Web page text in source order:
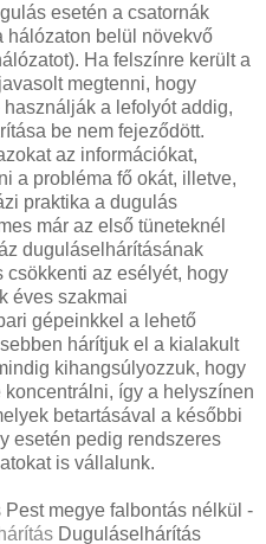
esetén a csatornák
hálózaton belül növekvő
Ha felszínre került a
megtenni, hogy
a lefolyót addig,
be nem fejeződött.
az információkat,
a probléma fő okát, illetve,
praktika a dugulás
már az első tüneteknél
duguláselhárításának
az esélyét, hogy
éves szakmai
gépeinkkel a lehető
hárítjuk el a kialakult
kihangsúlyozzuk, hogy
így a helyszínen
betartásával a későbbi
esetén pedig rendszeres
is vállalunk.
megye falbontás nélkül -
Duguláselhárítás